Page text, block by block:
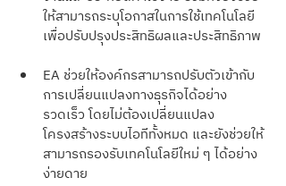
ให้สามารถระบุโอกาสในการใช้เทคโนโลยี
เพื่อปรับปรุงประสิทธิผลและประสิทธิภาพ
EA ช่วยให้องค์กรสามารถปรับตัวเข้ากับ
การเปลี่ยนแปลงทางธุรกิจได้อย่าง
รวดเร็ว โดยไม่ต้องเปลี่ยนแปลง
โครงสร้างระบบไอทีทั้งหมด และยังช่วยให้
สามารถรองรับเทคโนโลยีใหม่ ๆ ได้อย่าง
ง่ายดาย